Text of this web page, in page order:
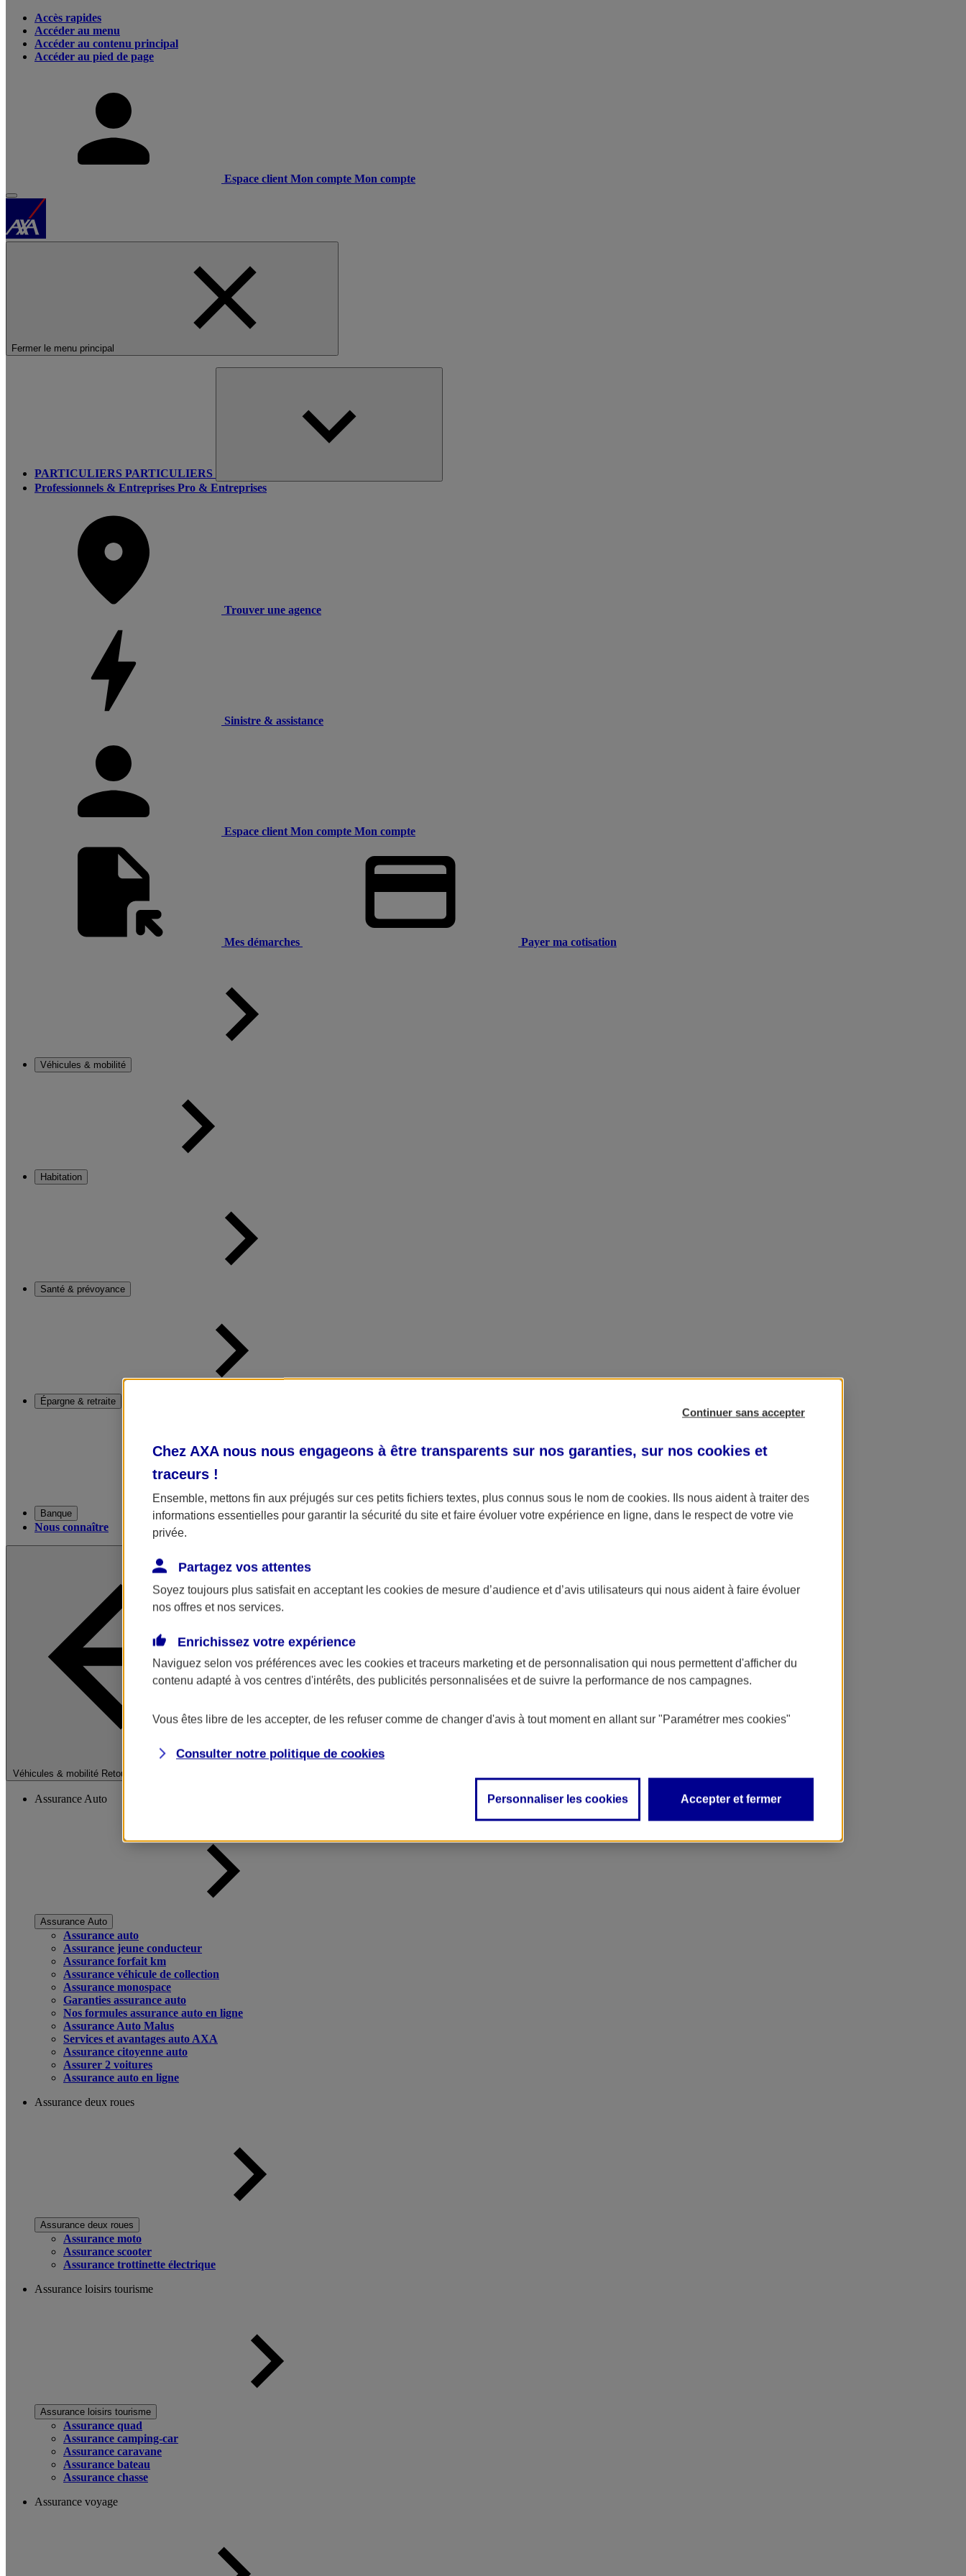
Accès rapides
Accéder au menu
Accéder au contenu principal
Accéder au pied de page
Espace client Mon compte Mon compte
Fermer le menu principal
PARTICULIERS PARTICULIERS
Professionnels & Entreprises Pro & Entreprises
Trouver une agence
Sinistre & assistance
Espace client Mon compte Mon compte
Mes démarches Payer ma cotisation
Véhicules & mobilité
Habitation
Santé & prévoyance
Épargne & retraite
Banque
Nous connaître
Véhicules & mobilité Retour à la section précédente
Fermer le menu principal
Assurance Auto
Assurance Auto
Assurance auto
Assurance jeune conducteur
Assurance forfait km
Assurance véhicule de collection
Assurance monospace
Garanties assurance auto
Nos formules assurance auto en ligne
Assurance Auto Malus
Services et avantages auto AXA
Assurance citoyenne auto
Assurer 2 voitures
Assurance auto en ligne
Assurance deux roues
Assurance deux roues
Assurance moto
Assurance scooter
Assurance trottinette électrique
Assurance loisirs tourisme
Assurance loisirs tourisme
Assurance quad
Assurance camping-car
Assurance caravane
Assurance bateau
Assurance chasse
Assurance voyage
Continuer sans accepter
Chez AXA nous nous engageons à être transparents sur nos garanties, sur nos cookies et
traceurs !
Ensemble, mettons fin aux préjugés sur ces petits fichiers textes, plus connus sous le nom de cookies. Ils nous aident à traiter des
informations essentielles pour garantir la sécurité du site et faire évoluer votre expérience en ligne, dans le respect de votre vie
privée.
Partagez vos attentes
Soyez toujours plus satisfait en acceptant les cookies de mesure d’audience et d’avis utilisateurs qui nous aident à faire évoluer
nos offres et nos services.
Enrichissez votre expérience
Naviguez selon vos préférences avec les cookies et traceurs marketing et de personnalisation qui nous permettent d'afficher du
contenu adapté à vos centres d'intérêts, des publicités personnalisées et de suivre la performance de nos campagnes.
Vous êtes libre de les accepter, de les refuser comme de changer d'avis à tout moment en allant sur "Paramétrer mes cookies"
Consulter notre politique de cookies
Personnaliser les cookies Accepter et fermer